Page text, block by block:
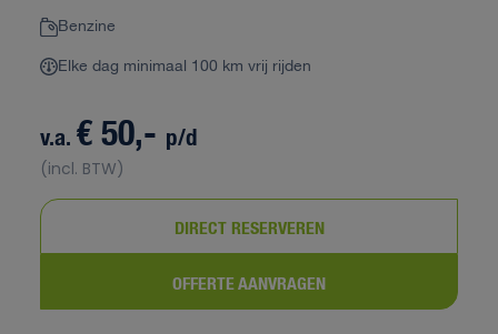
Benzine
Elke dag minimaal 100 km vrij rijden
v.a.€ 50,- p/d
(incl. BTW)
DIRECT RESERVEREN
OFFERTE AANVRAGEN